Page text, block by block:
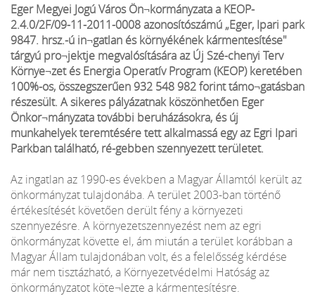
Eger Megyei Jogú Város Ön¬kormányzata a KEOP-
2.4.0/2F/09-11-2011-0008 azonosítószámú „Eger, Ipari park
9847. hrsz.-ú in¬gatlan és környékének kármentesítése"
tárgyú pro¬jektje megvalósítására az Új Szé-chenyi Terv
Környe¬zet és Energia Operatív Program (KEOP) keretében
100%-os, összegszerűen 932 548 982 forint támo¬gatásban
részesült. A sikeres pályázatnak köszönhetően Eger
Önkor¬mányzata további beruházásokra, és új
munkahelyek teremtésére tett alkalmassá egy az Egri Ipari
Parkban található, ré-gebben szennyezett területet.
Az ingatlan az 1990-es években a Magyar Államtól került az
önkormányzat tulajdonába. A terület 2003-ban történő
értékesítését követően derült fény a környezeti
szennyezésre. A környezetszennyezést nem az egri
önkormányzat követte el, ám miután a terület korábban a
Magyar Állam tulajdonában volt, és a felelősség kérdése
már nem tisztázható, a Környezetvédelmi Hatóság az
önkormányzatot köte¬lezte a kármentesítésre.